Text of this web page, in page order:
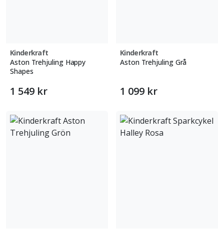
Kinderkraft
Aston Trehjuling Happy
Shapes
1 549 kr
Kinderkraft
Aston Trehjuling Grå
1 099 kr